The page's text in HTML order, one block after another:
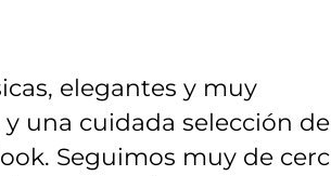
elegantes y muy
y una cuidada selección de
Seguimos muy de